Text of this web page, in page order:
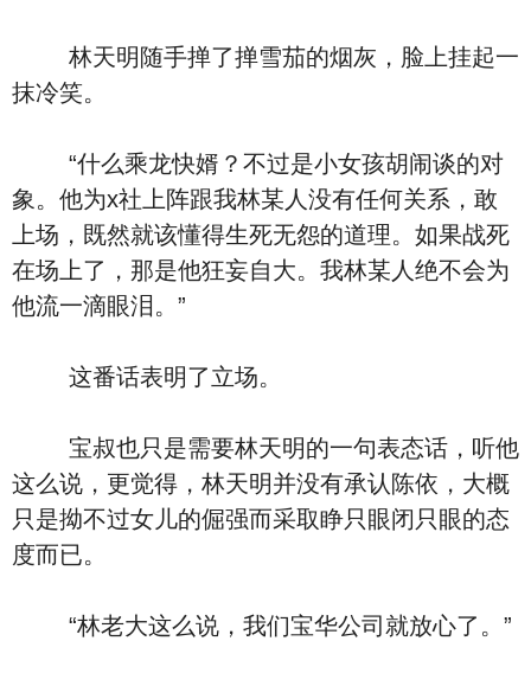
林天明随手掸了掸雪茄的烟灰，脸上挂起一
抹冷笑。
“什么乘龙快婿？不过是小女孩胡闹谈的对
象。他为x社上阵跟我林某人没有任何关系，敢
上场，既然就该懂得生死无怨的道理。如果战死
在场上了，那是他狂妄自大。我林某人绝不会为
他流一滴眼泪。”
这番话表明了立场。
宝叔也只是需要林天明的一句表态话，听他
这么说，更觉得，林天明并没有承认陈依，大概
只是拗不过女儿的倔强而采取睁只眼闭只眼的态
度而已。
“林老大这么说，我们宝华公司就放心了。”